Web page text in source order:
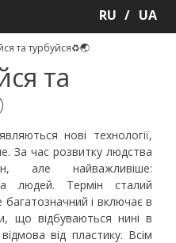
RU UA
та турбуйся♻️🌏
та
нові технології,
За час розвитку людства
але найважливіше:
людей. Термін сталий
і включає в
що відбуваються нині в
від пластику. Всім